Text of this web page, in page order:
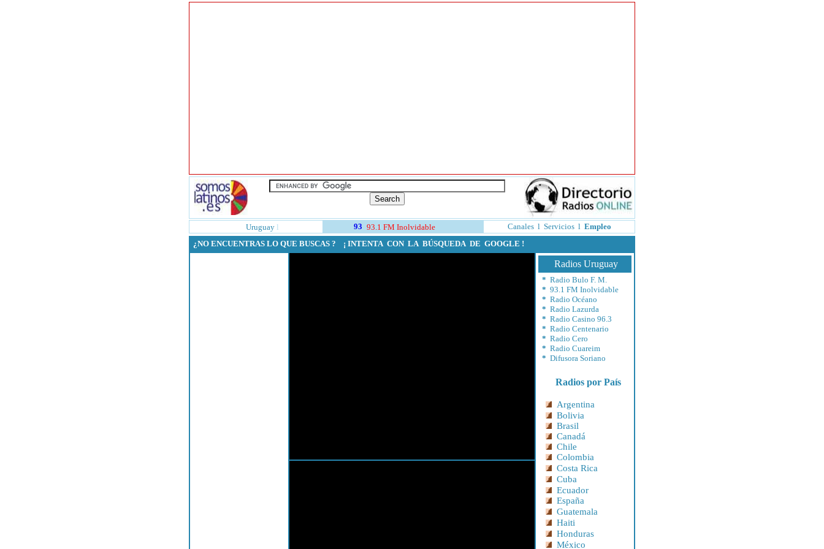
Uruguay l 93.1 FM Inolvidable Canales l Servicios l Empleo
¿NO ENCUENTRAS LO QUE BUSCAS ? ¡ INTENTA CON LA BÚSQUEDA DE GOOGLE !
Radios Uruguay
* Radio Bulo F. M.
* 93.1 FM Inolvidable
* Radio Océano
* Radio Lazurda
* Radio Casino 96.3
* Radio Centenario
* Radio Cero
* Radio Cuareim
* Difusora Soriano
Radios por País
Argentina
Bolivia
Brasil
Canadá
Chile
Colombia
Costa Rica
Cuba
Ecuador
España
Guatemala
Haiti
Honduras
México